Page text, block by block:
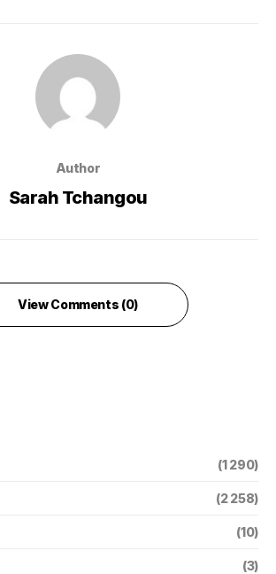
Author
Sarah Tchangou
View Comments (0)
(1 290)
(2 258)
(10)
(3)